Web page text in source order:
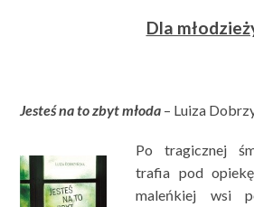
Dla
Jesteś na to zbyt młoda – Luiza
Po tragicznej
trafia pod
maleńkiej wsi